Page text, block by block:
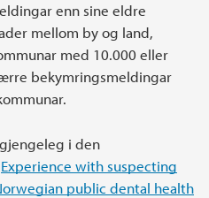
enn sine eldre
mellom by og land,
med 10.000 eller
bekymringsmeldingar
i den
Experience with suspecting
public dental health